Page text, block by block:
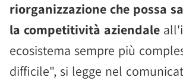
riorganizzazione che possa
la competitività aziendale
ecosistema sempre più
difficile", si legge nel